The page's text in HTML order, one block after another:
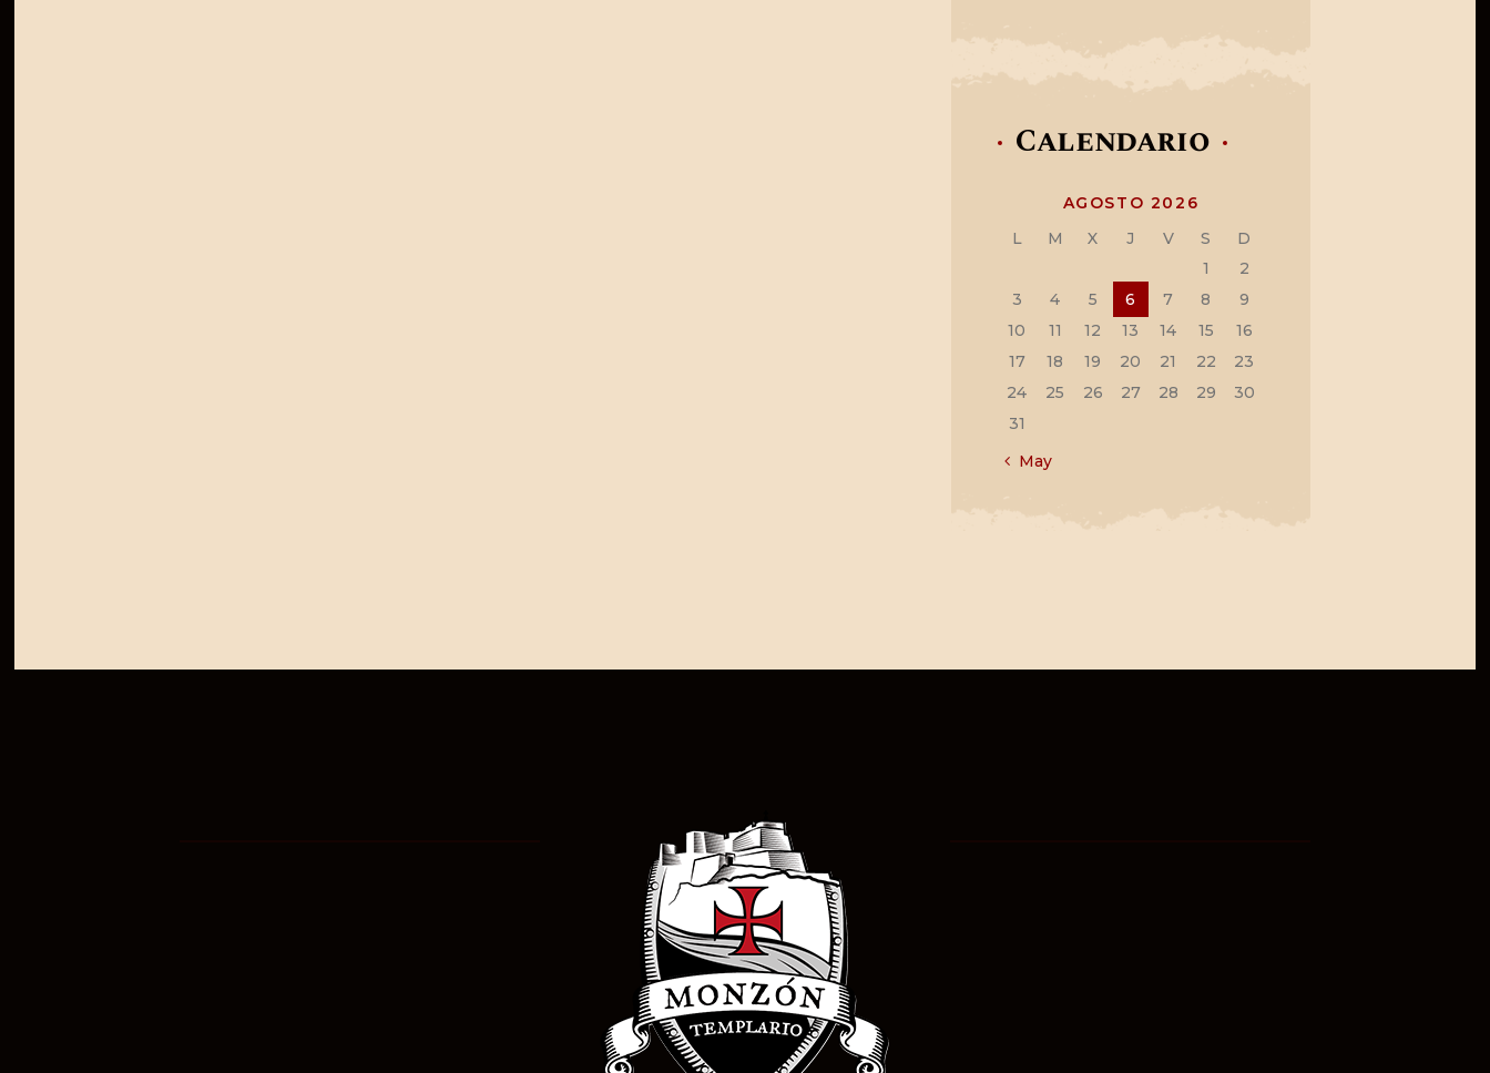
Calendario
AGOSTO 2026
L
M X J V S
D
1
2
3
4 5 6 7 8
9
10
11 12 13 14 15
16
17
18 19 20 21 22
23
24
25 26 27 28 29
30
31
« May